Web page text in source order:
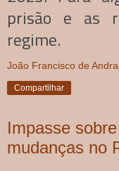
prisão e as
regime.
João Francisco de
Compartilhar
Impasse
mudanças no